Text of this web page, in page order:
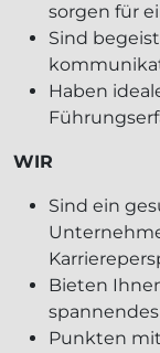
sorgen für
Sind
Haben
WIR
Sind ein
Bieten
Punkten